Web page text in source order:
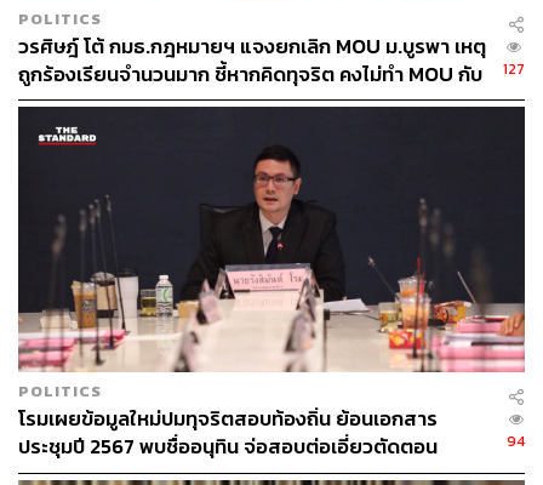
ABOUT THE AUTHOR
THE STANDARD TEAM
กองบรรณาธิการ THE STANDARD
ABOUT THE PHOTOGRAPHER
ศวิตา พูลเสถียร
ช่างภาพข่าว ประจำสำนักข่าว THE
STANDARD
POLITICS
วรศิษฎ์ โต้ กมธ.กฎหมายฯ แจงยกเลิก MOU ม.บูรพา เหตุ
ถูกร้องเรียนจำนวนมาก ชี้หากคิดทุจริต คงไม่ทำ MOU กับ
5 หน่วยงาน
127
POLITICS
โรมเผยข้อมูลใหม่ปมทุจริตสอบท้องถิ่น ย้อนเอกสาร
ประชุมปี 2567 พบชื่ออนุทิน จ่อสอบต่อเอี่ยวตัดตอน
ม.บูรพา หรือไม่
94